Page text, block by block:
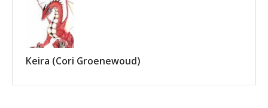
Keira (Cori Groenewoud)